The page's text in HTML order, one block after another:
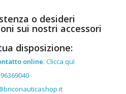
o desideri
sui nostri accessori
disposizione:
online: Clicca quì